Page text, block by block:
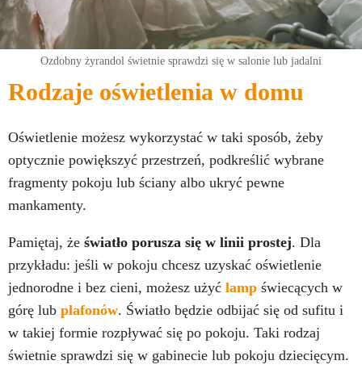
Ozdobny żyrandol świetnie sprawdzi się w salonie lub jadalni
Rodzaje oświetlenia w domu
Oświetlenie możesz wykorzystać w taki sposób, żeby
optycznie powiększyć przestrzeń, podkreślić wybrane
fragmenty pokoju lub ściany albo ukryć pewne
mankamenty.
Pamiętaj, że światło porusza się w linii prostej. Dla
przykładu: jeśli w pokoju chcesz uzyskać oświetlenie
jednorodne i bez cieni, możesz użyć lamp świecących w
górę lub plafonów. Światło będzie odbijać się od sufitu i
w takiej formie rozpływać się po pokoju. Taki rodzaj
świetnie sprawdzi się w gabinecie lub pokoju dziecięcym.